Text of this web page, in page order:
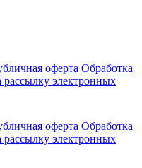
оферта Обработка
рассылку электронных
оферта Обработка
рассылку электронных